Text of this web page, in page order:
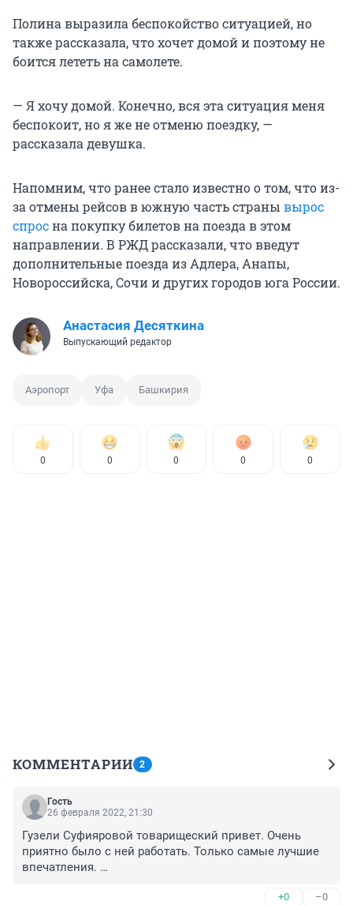
Полина выразила беспокойство ситуацией, но
также рассказала, что хочет домой и поэтому не
боится лететь на самолете.
— Я хочу домой. Конечно, вся эта ситуация меня
беспокоит, но я же не отменю поездку, —
рассказала девушка.
Напомним, что ранее стало известно о том, что из-
за отмены рейсов в южную часть страны вырос
спросна покупку билетов на поезда в этом
направлении. В РЖД рассказали, что введут
дополнительные поезда из Адлера, Анапы,
Новороссийска, Сочи и других городов юга России.
Анастасия Десяткина
Выпускающий редактор
Аэропорт Уфа Башкирия
0 0 0 0 0
КОММЕНТАРИИ 2
Гость
26 февраля 2022, 21:30
Гузели Суфияровой товарищеский привет. Очень
приятно было с ней работать. Только самые лучшие
впечатления.
Волгоград? Чем не предложение. А оттуда как, если
+0 –0